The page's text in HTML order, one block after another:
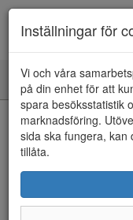
Toggle
navigation
HEM
Inställningar för
Vi och våra
på din enhet för att
spara besöksstatistik
marknadsföring.
sida ska fungera, kan
tillåta.